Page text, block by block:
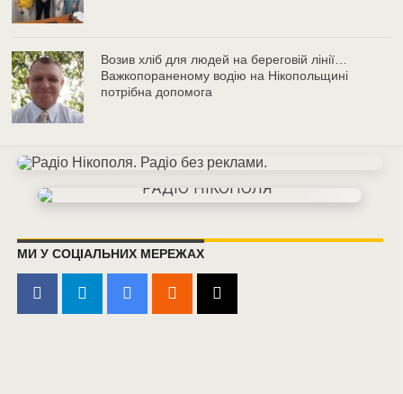
Возив хліб для людей на береговій лінії…
Важкопораненому водію на Нікопольщині
потрібна допомога
МИ У СОЦІАЛЬНИХ МЕРЕЖАХ